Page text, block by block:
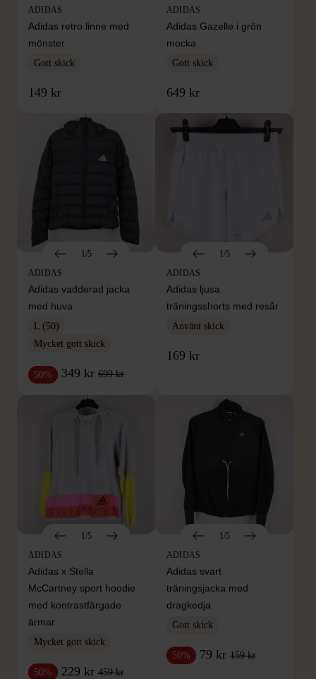
ADIDAS
Adidas retro linne med
mönster
Gott skick
149 kr
ADIDAS
Adidas Gazelle i grön
mocka
Gott skick
649 kr
1/5
ADIDAS
Adidas vadderad jacka
med huva
L (50)
Mycket gott skick
50% 349 kr 699 kr
1/5
ADIDAS
Adidas ljusa
träningsshorts med resår
Använt skick
169 kr
1/5
ADIDAS
Adidas x Stella
McCartney sport hoodie
med kontrastfärgade
ärmar
Mycket gott skick
50% 229 kr 459 kr
1/5
ADIDAS
Adidas svart
träningsjacka med
dragkedja
Gott skick
50% 79 kr 159 kr